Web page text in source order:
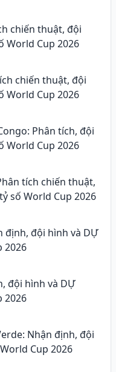
chiến thuật, đội
World Cup 2026
chiến thuật, đội
World Cup 2026
Phân tích, đội
World Cup 2026
tích chiến thuật,
số World Cup 2026
định, đội hình và DỰ
2026
đội hình và DỰ
2026
Nhận định, đội
Cup 2026